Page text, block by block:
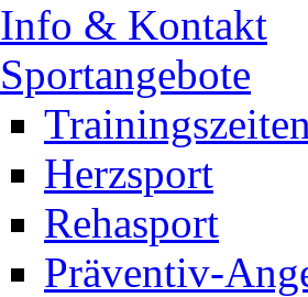
Info & Kontakt
Sportangebote
Herzsport
Rehasport
Präventiv-